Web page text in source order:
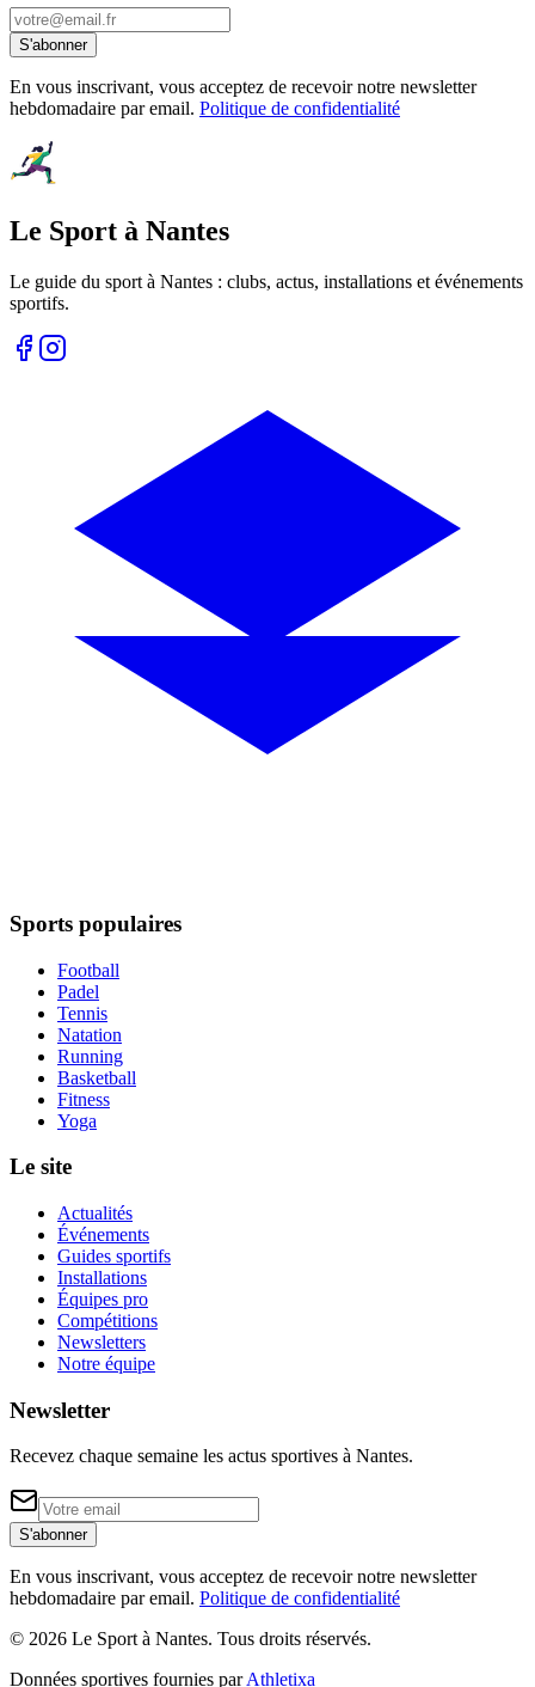
S'abonner
En vous inscrivant, vous acceptez de recevoir notre newsletter
hebdomadaire par email. Politique de confidentialité
Le Sport à Nantes
Le guide du sport à Nantes : clubs, actus, installations et événements
sportifs.
Sports populaires
Football
Padel
Tennis
Natation
Running
Basketball
Fitness
Yoga
Le site
Actualités
Événements
Guides sportifs
Installations
Équipes pro
Compétitions
Newsletters
Notre équipe
Newsletter
Recevez chaque semaine les actus sportives à Nantes.
S'abonner
En vous inscrivant, vous acceptez de recevoir notre newsletter
hebdomadaire par email. Politique de confidentialité
© 2026 Le Sport à Nantes. Tous droits réservés.
Données sportives fournies par Athletixa